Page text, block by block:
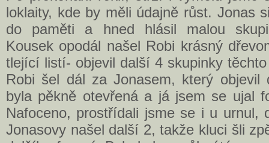
loklaity, kde by měli údajně růst. Jonas
do paměti a hned hlásil malou
Kousek opodál našel Robi krásný
tlející listí- objevil další 4 skupinky
Robi šel dál za Jonasem, který objevil
byla pěkně otevřená a já jsem se ujal
Nafoceno, prostřídali jsme se i u urnul,
Jonasovy našel další 2, takže kluci šli